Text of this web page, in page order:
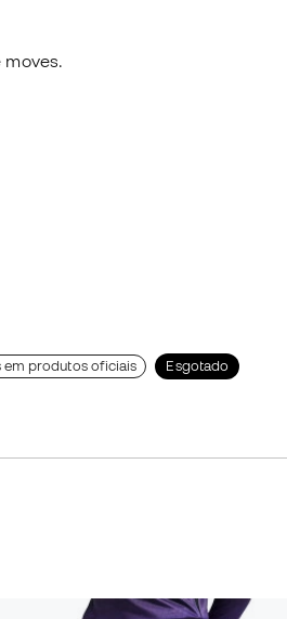
moves.
em produtos oficiais Esgotado